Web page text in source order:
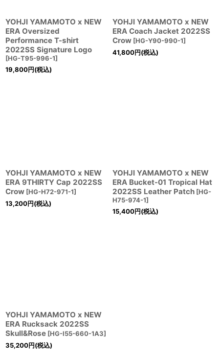
YOHJI YAMAMOTO x NEW
ERA Oversized
Performance T-shirt
2022SS Signature Logo
[HG-T95-996-1]
19,800円(税込)
YOHJI YAMAMOTO x NEW
ERA Coach Jacket 2022SS
Crow [HG-Y90-990-1]
41,800円(税込)
YOHJI YAMAMOTO x NEW
ERA 9THIRTY Cap 2022SS
Crow [HG-H72-971-1]
13,200円(税込)
YOHJI YAMAMOTO x NEW
ERA Bucket-01 Tropical Hat
2022SS Leather Patch [HG-
H75-974-1]
15,400円(税込)
YOHJI YAMAMOTO x NEW
ERA Rucksack 2022SS
Skull&Rose [HG-I55-660-1A3]
35,200円(税込)